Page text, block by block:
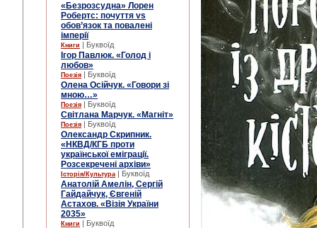
«Безрозсудна» Лорен
Робертс: почуття vs
обов’язок та повалені
імперії
Книги | Буквоїд
Ігор Павлюк. «Голод і
любов»
Поезія | Буквоїд
Олена Осійчук. «Говори зі
мною…»
Поезія | Буквоїд
Світлана Марчук. «Магніт»
Поезія | Буквоїд
Олександр Скрипник.
«НКВД/КГБ проти
української еміграції.
Розсекречені архіви»
Історія/Культура | Буквоїд
Анатолій Амелін, Сергій
Гайдайчук, Євгеній
Астахов. «Візія України
2035»
Книги | Буквоїд